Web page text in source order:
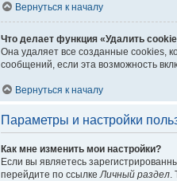
Вернуться к началу
Что делает функция «Удалить
Она удаляет все созданные cookies,
сообщений, если эта возможность
Вернуться к началу
Параметры и настройки
Как мне изменить мои настройки?
Если вы являетесь
перейдите по ссылке Личный раздел